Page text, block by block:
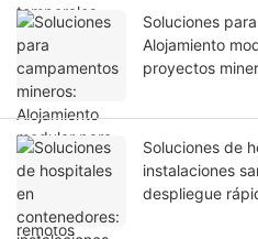
Soluciones
Alojamiento
proyectos
Soluciones de
instalaciones
despliegue